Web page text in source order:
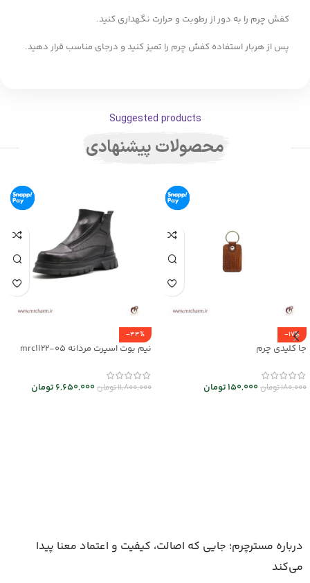
کفش چرم را به دور از رطوبت و حرارت نگهداری کنید.
پس از هربار استفاده کفش چرم را تمیز کنید و درجای مناسب قرار دهید.
Suggested products
محصولات پیشنهادی
-17%
جا کلیدی چرم
180,000تومان150,000تومان
-44%
نیم بوت اسپرت مردانه mrc1122-05
11,800,000تومان6,650,000 تومان
درباره مسترچرم؛ جایی که اصالت، کیفیت و اعتماد معنا پیدا
می‌کند